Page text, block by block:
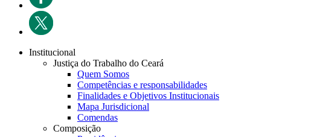
Institucional
Justiça do Trabalho do Ceará
Quem Somos
Competências e responsabilidades
Finalidades e Objetivos Institucionais
Mapa Jurisdicional
Comendas
Composição